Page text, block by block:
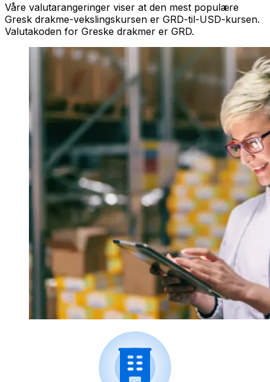
Våre valutarangeringer viser at den mest populære
Gresk drakme-vekslingskursen er GRD-til-USD-kursen.
Valutakoden for Greske drakmer er GRD.